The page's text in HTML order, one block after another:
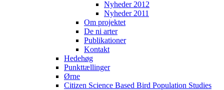
Nyheder 2012
Nyheder 2011
Om projektet
De ni arter
Publikationer
Kontakt
Hedehøg
Punkttællinger
Ørne
Citizen Science Based Bird Population Studies